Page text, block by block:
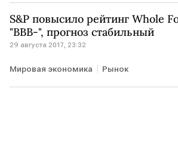
Финансы
S&P повысило рейтинг Whole
"BBB-", прогноз стабильный
29 августа 2017, 23:32
Мировая экономика Рынок